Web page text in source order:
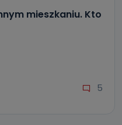
mieszkaniu. Kto
5